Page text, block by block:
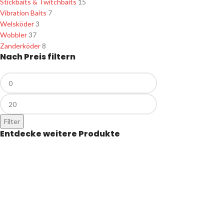
Stickbaits & Twitchbaits 15
Vibration Baits 7
Welsköder3
Wobbler37
Zanderköder8
Nach Preis filtern
Filter
Entdecke weitere Produkte